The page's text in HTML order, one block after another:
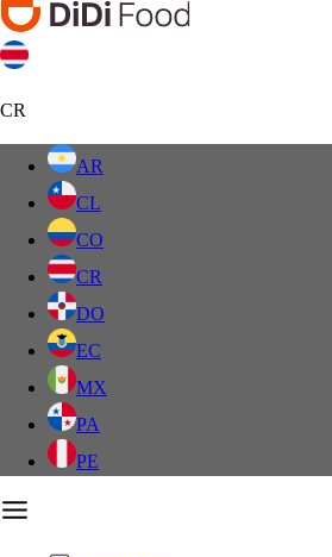
CR
AR
CL
CO
CR
DO
EC
MX
PA
PE